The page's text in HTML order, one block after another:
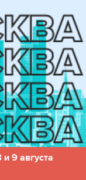
9 августа